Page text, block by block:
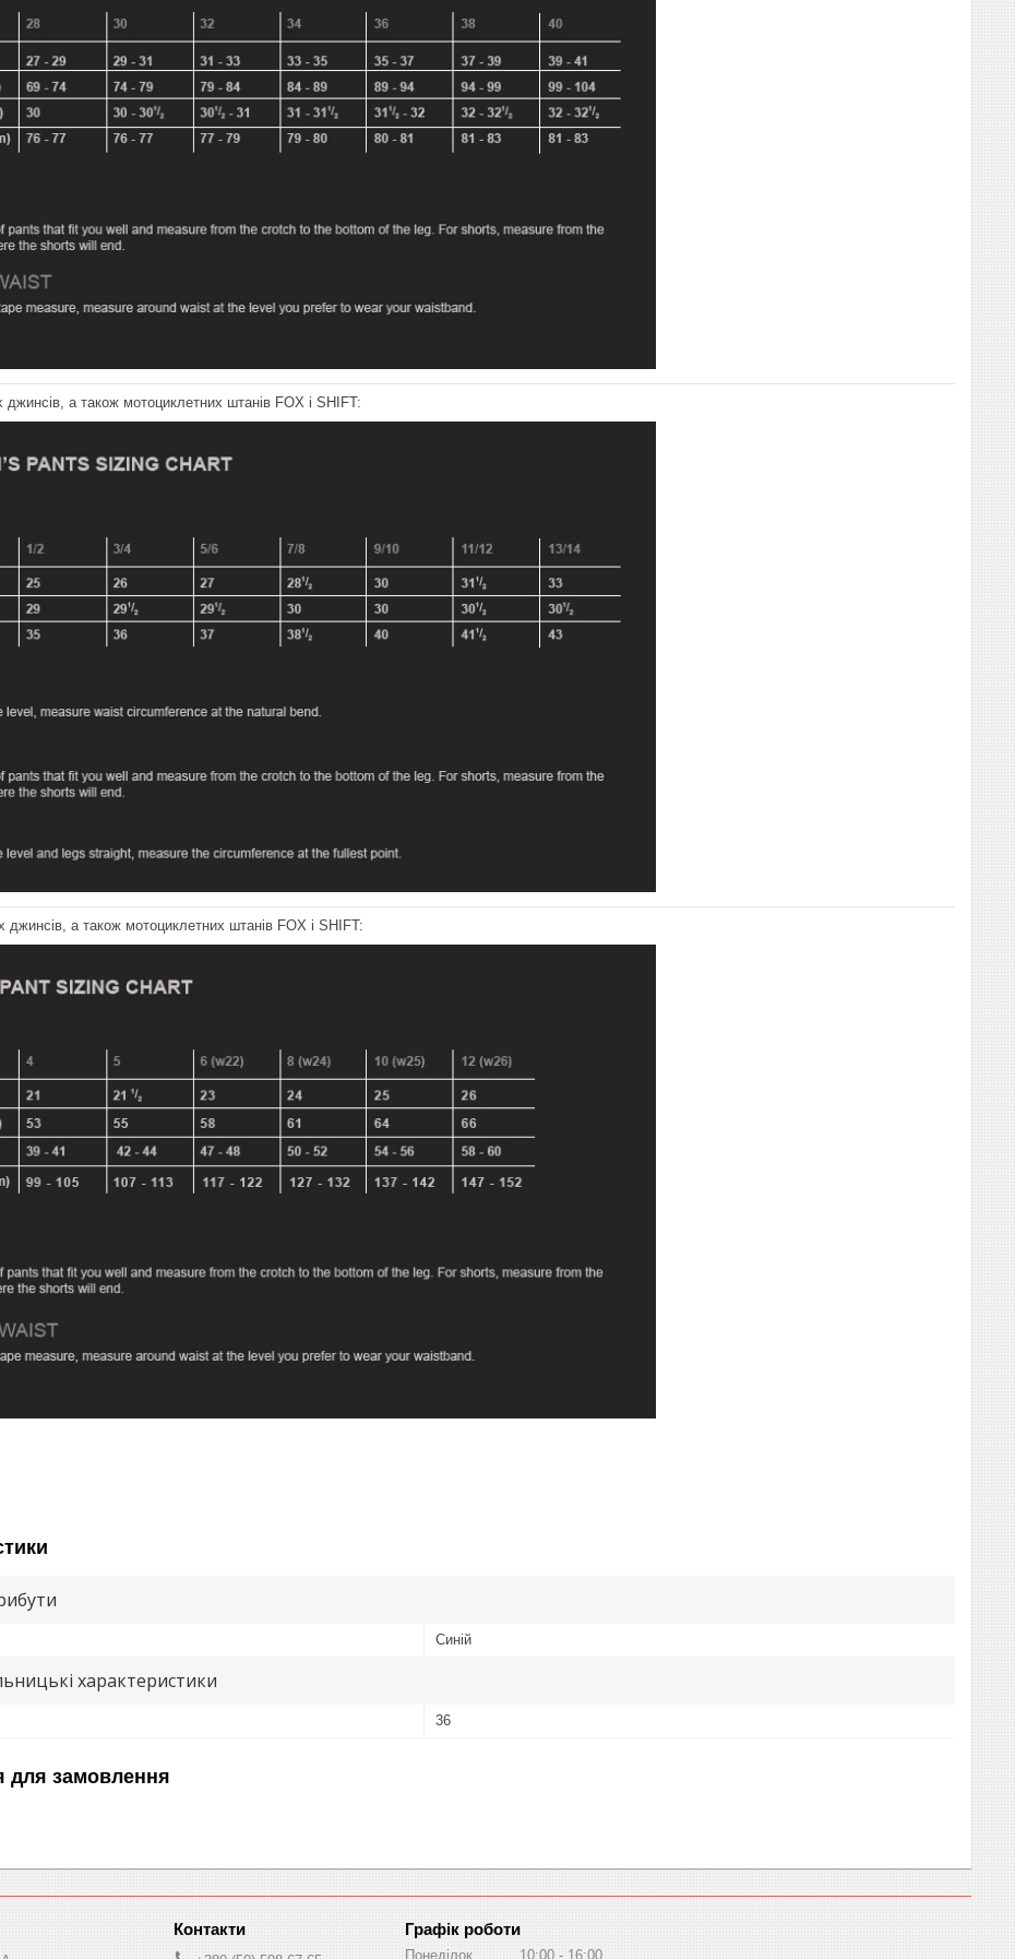
джинсів, а також мотоциклетних штанів FOX і SHIFT:
джинсів, а також мотоциклетних штанів FOX і SHIFT:
Синій
характеристики
36
для замовлення
Графік роботи
Понеділок 10:00 16:00